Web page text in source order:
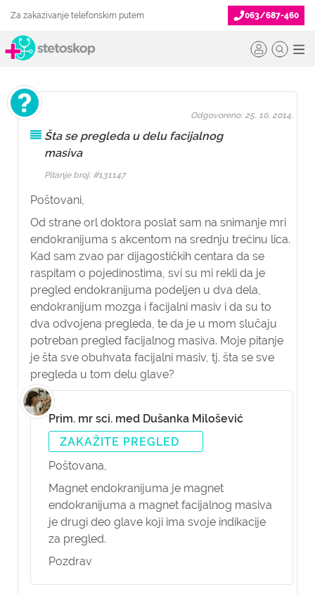
Za zakazivanje telefonskim putem 063/687-460
Šta se pregleda u delu facijalnog
masiva
Pitanje broj: #131147
Poštovani,
Od strane orl doktora poslat sam na snimanje mri
endokranijuma s akcentom na srednju trećinu lica.
Kad sam zvao par dijagostičkih centara da se
raspitam o pojedinostima, svi su mi rekli da je
pregled endokranijuma podeljen u dva dela,
endokranijum mozga i facijalni masiv i da su to
dva odvojena pregleda, te da je u mom slučaju
potreban pregled facijalnog masiva. Moje pitanje
je šta sve obuhvata facijalni masiv, tj. šta se sve
pregleda u tom delu glave?
Odgovoreno: 25. 10. 2014.
Prim. mr sci. med Dušanka Milošević
ZAKAŽITE PREGLED
Poštovana,
Magnet endokranijuma je magnet
endokranijuma a magnet facijalnog masiva
je drugi deo glave koji ima svoje indikacije
za pregled.
Pozdrav